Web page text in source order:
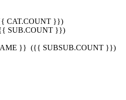
CAT.COUNT }})
SUB.COUNT }})
}} ({{ SUBSUB.COUNT }})